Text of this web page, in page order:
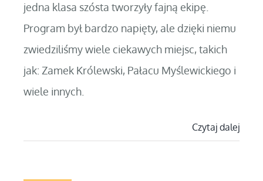
jedna klasa szósta tworzyły fajną ekipę.
Program był bardzo napięty, ale dzięki niemu
zwiedziliśmy wiele ciekawych miejsc, takich
jak: Zamek Królewski, Pałacu Myślewickiego i
wiele innych.
Czytaj dalej